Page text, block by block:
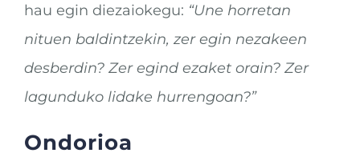
hau egin diezaiokegu: “Une horretan
nituen baldintzekin, zer egin nezakeen
desberdin? Zer egind ezaket orain? Zer
lagunduko lidake hurrengoan?”
Ondorioa